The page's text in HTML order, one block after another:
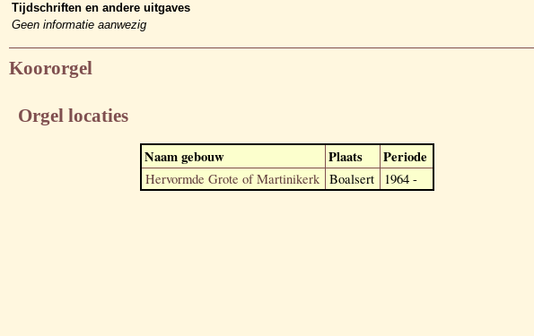
Tijdschriften en andere uitgaves
Geen informatie aanwezig
Koororgel
Orgel locaties
Naam gebouw Plaats Periode
Hervormde Grote of Martinikerk Boalsert 1964 -